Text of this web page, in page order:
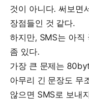
것이 아니다. 써보면
장점들인 것 같다.
하지만, SMS는 아직
좀 있다.
가장 큰 문제는
아무리 긴 문장도 무
않으면 SMS로 보내